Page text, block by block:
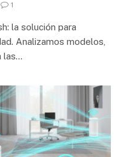
1
la solución para
Analizamos modelos,
las…